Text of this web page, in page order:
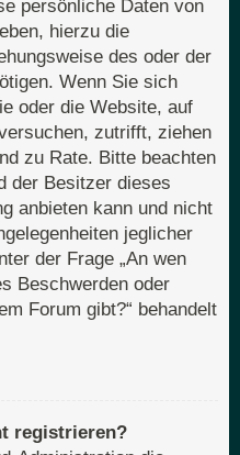
persönliche Daten von
hierzu die
des oder der
Wenn Sie sich
oder die Website, auf
zutrifft, ziehen
zu Rate. Bitte beachten
der Besitzer dieses
anbieten kann und nicht
jeglicher
der Frage „An wen
Beschwerden oder
Forum gibt?“ behandelt
registrieren?